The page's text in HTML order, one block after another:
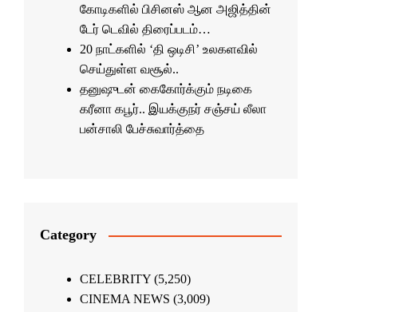
கோடிகளில் பிசினஸ் ஆன அஜித்தின்
டேர் டெவில் திரைப்படம்…
20 நாட்களில் ‘தி ஒடிசி’ உலகளவில்
செய்துள்ள வசூல்..
தனுஷுடன் கைகோர்க்கும் நடிகை
கரீனா கபூர்.. இயக்குநர் சஞ்சய் லீலா
பன்சாலி பேச்சுவார்த்தை
Category
CELEBRITY(5,250)
CINEMA NEWS (3,009)